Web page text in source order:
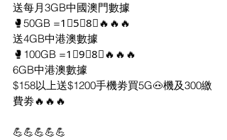
送每月3GB中國澳門數據
🥊50GB =1⃣5⃣8⃣🔥🔥🔥
送4GB中港澳數據
🥊100GB =1⃣9⃣8⃣🔥🔥🔥
6GB中港澳數據
$158以上送$1200手機劵買5G🐽機及300繳
費劵🔥🔥🔥
💪💪💪💪💪